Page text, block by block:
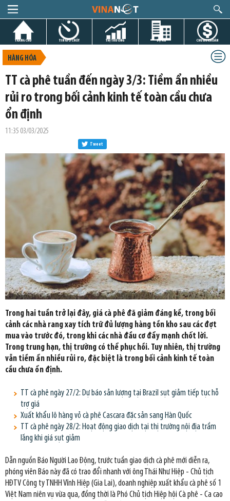
TRANG CHỦ TIN GIỜ CHÓT THỊ TRƯỜNG DỰ ÁN CHỨNG KHOÁN
HÀNG HÓA
TT cà phê tuần đến ngày 3/3: Tiềm ẩn nhiều
rủi ro trong bối cảnh kinh tế toàn cầu chưa
ổn định
11:35 03/03/2025
Tweet
Trong hai tuần trở lại đây, giá cà phê đã giảm đáng kể, trong bối
cảnh các nhà rang xay tích trữ đủ lượng hàng tồn kho sau các đợt
mua vào trước đó, trong khi các nhà đầu cơ đẩy mạnh chốt lời.
Trong trung hạn, thị trường có thể phục hồi. Tuy nhiên, thị trường
vẫn tiềm ẩn nhiều rủi ro, đặc biệt là trong bối cảnh kinh tế toàn
cầu chưa ổn định.
TT cà phê ngày 27/2: Dự báo sản lượng tại Brazil sụt giảm tiếp tục hỗ
trợ giá
Xuất khẩu lô hàng vỏ cà phê Cascara đặc sản sang Hàn Quốc
TT cà phê ngày 28/2: Hoạt động giao dịch tại thị trường nội địa trầm
lắng khi giá sụt giảm
Dẫn nguồn Báo Người Lao Động, trước tuần giao dịch cà phê mới diễn ra,
phóng viên Báo này đã có trao đổi nhanh với ông Thái Như Hiệp - Chủ tịch
HĐTV Công ty TNHH Vĩnh Hiệp (Gia Lai), doanh nghiệp xuất khẩu cà phê số 1
Việt Nam niên vụ vừa qua, đồng thời là Phó Chủ tịch Hiệp hội Cà phê - Ca cao